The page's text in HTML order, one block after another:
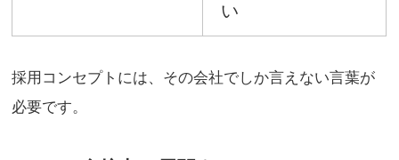
い
採用コンセプトには、その会社でしか言えない言葉が
必要です。